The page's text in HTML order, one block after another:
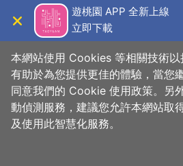
主
遊桃園 APP 全新上線
立即下載
首頁 > 想去的地方 > 美食、購物 > 美食快
雲滄小館
本網站使用 Cookies 等相關技術
有助於為您提供更佳的體驗，當您
同意我們的 Cookie 使用政策。另
動偵測服務，建議您允許本網站取
及使用此智慧化服務。